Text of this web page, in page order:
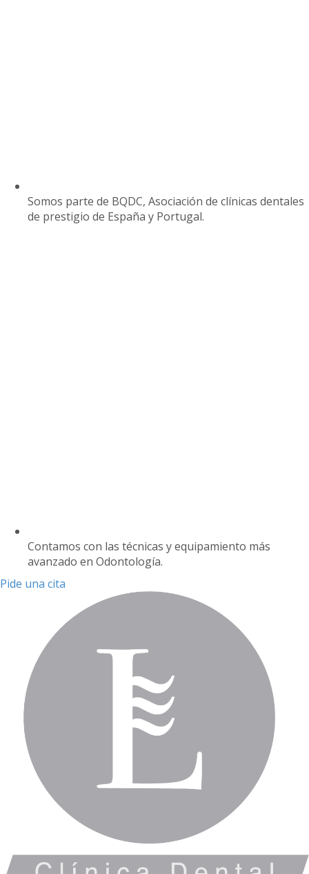
Somos parte de BQDC, Asociación de clínicas dentales
de prestigio de España y Portugal.
Contamos con las técnicas y equipamiento más
avanzado en Odontología.
Pide una cita